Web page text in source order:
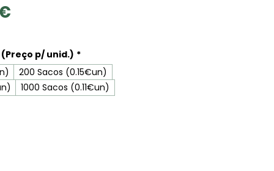
oferta
p/ unid.) *
200 Sacos (0.15€un)
1000 Sacos (0.11€un)